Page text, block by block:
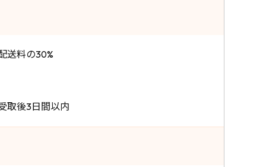
送料の30%
取後3日間以内